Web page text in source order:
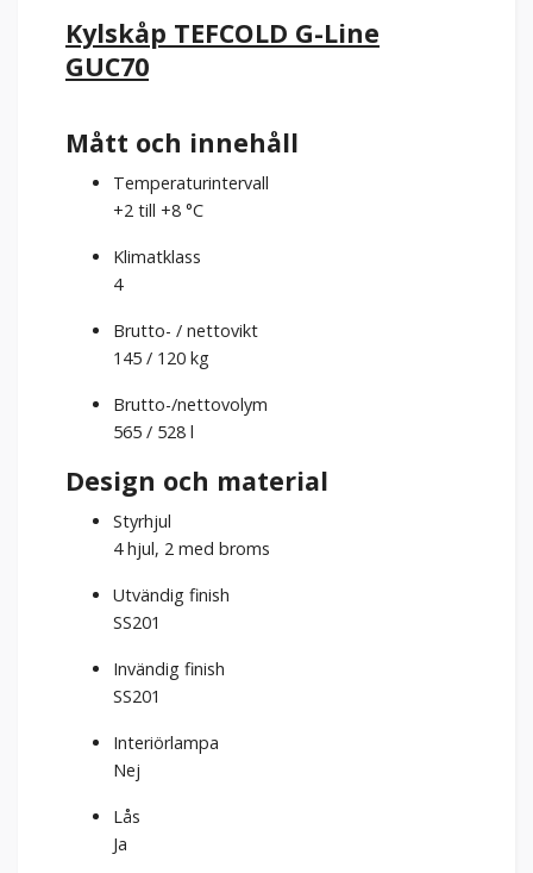
Kylskåp TEFCOLD G-Line
GUC70
Mått och innehåll
Temperaturintervall
+2 till +8 °C
Klimatklass
4
Brutto- / nettovikt
145 / 120 kg
Brutto-/nettovolym
565 / 528 l
Design och material
Styrhjul
4 hjul, 2 med broms
Utvändig finish
SS201
Invändig finish
SS201
Interiörlampa
Nej
Lås
Ja